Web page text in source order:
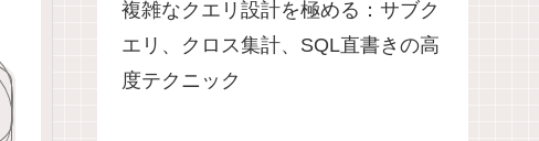
複雑なクエリ設計を極める：サブク
エリ、クロス集計、SQL直書きの高
度テクニック